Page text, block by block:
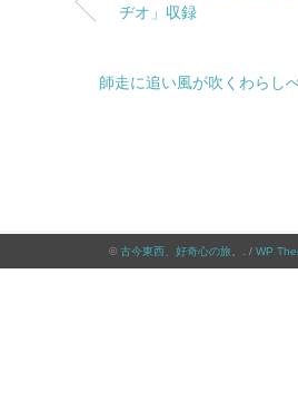
ヂオ」収録
師走に追い風が吹くわらし
© 古今東西、好奇心の旅。 . / WP